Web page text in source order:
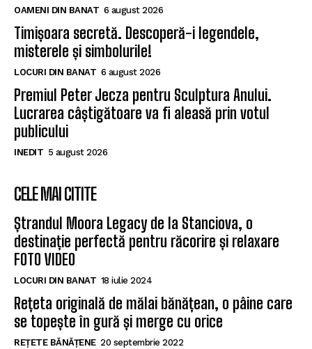
OAMENI DIN BANAT 6 august 2026
Timișoara secretă. Descoperă-i legendele,
misterele și simbolurile!
LOCURI DIN BANAT 6 august 2026
Premiul Peter Jecza pentru Sculptura Anului.
Lucrarea câștigătoare va fi aleasă prin votul
publicului
INEDIT 5 august 2026
CELE MAI CITITE
Ștrandul Moora Legacy de la Stanciova, o
destinație perfectă pentru răcorire și relaxare
FOTO VIDEO
LOCURI DIN BANAT 18 iulie 2024
Rețeta originală de mălai bănățean, o pâine care
se topește în gură și merge cu orice
REȚETE BĂNĂȚENE 20 septembrie 2022